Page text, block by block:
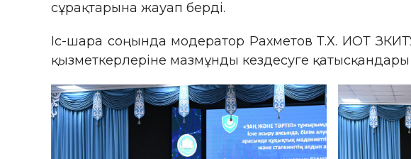
сұрақтарына жауап берді.
Іс-шара соңында модератор Рахметов Т.Х. ИОТ
қызметкерлеріне мазмұнды кездесуге қатысқандары